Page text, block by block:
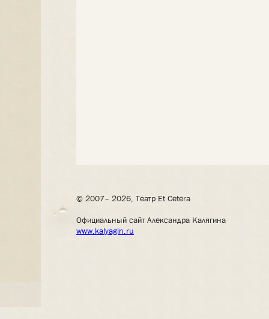
© 2007– 2026, Театр Et Cetera
Официальный сайт Александра Калягина
www.kalyagin.ru